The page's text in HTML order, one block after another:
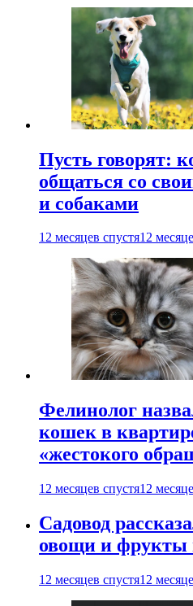
Пусть говорят:
общаться со
и собаками
12 месяцев спустя12
Фелинолог
кошек в
«жестокого
12 месяцев спустя12
Садовод
овощи и фрукты
12 месяцев спустя12